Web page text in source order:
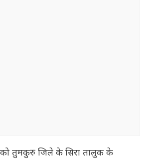
को तुमकुरु जिले के सिरा तालुक के